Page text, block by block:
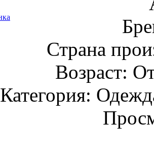
Страна
Возраст:
Категория: